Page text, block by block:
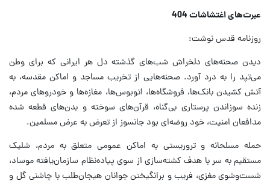
عبرت‌های اغتشاشات 404
روزنامه قدس نوشت:
دیدن صحنه‌های دلخراش شب‌های گذشته دل هر ایرانی که برای وطن
می‌تپد را به درد آورد. صحنه‌هایی از تخریب مساجد و اماکن مقدسه، به
آتش کشیدن بانک‌ها، فروشگاه‌ها، اتوبوس‌ها، مغازه‌ها و خودروهای مردم،
زنده سوزاندن پرستاری بی‌گناه، قرآن‌های سوخته و بدن‌های قطعه شده
مدافعان امنیت، خود روضه‌ای بود جانسوز از تعرض به عرض مسلمین.
حمله مسلحانه و تروریستی به اماکن عمومی متعلق به مردم، شلیک
مستقیم به سر با هدف کشته‌سازی از سوی پیاده‌نظام سازمان‌یافته موساد،
شست‌وشوی مغزی، فریب و برانگیختن جوانان هیجان‌طلب با چاشنی گل و